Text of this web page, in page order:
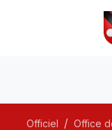
Officiel Office